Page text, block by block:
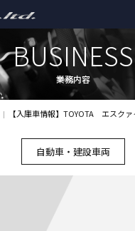
BUSINESS
業務内容
【入庫車情報】TOYOTA エスク
自動車・建設車両